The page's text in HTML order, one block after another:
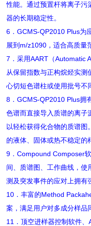
性能。通过预置杆将离子污
器的长期稳定性。
6．GCMS-QP2010 Plus为
展到m/z1090，适合高质量
7．采用AART（Automatic
从保留指数与正构烷烃实测
心切短色谱柱或使用批号不
8．GCMS-QP2010 Plus拥
色谱而直接导入质谱的离子
以轻松获得化合物的质谱
的液体、固体或热不稳定的
9．Compound Composer
间、质谱图、工作曲线，使
测及突发事件的应对上拥有
10．丰富的Method
案，满足用户对多成分样品
11．顶空进样器控制软件